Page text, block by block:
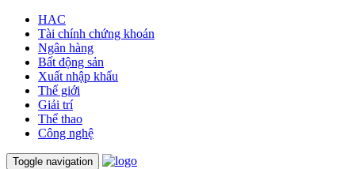
HAC
Tài chính chứng khoán
Ngân hàng
Bất động sản
Xuất nhập khẩu
Thế giới
Giải trí
Thể thao
Công nghệ
Toggle navigation